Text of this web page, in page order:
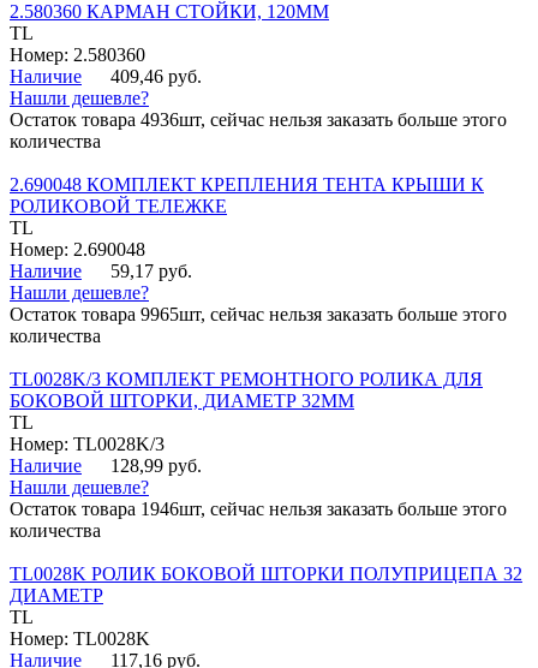
2.580360 КАРМАН СТОЙКИ, 120ММ
TL
Номер: 2.580360
Наличие
409,46 руб.
Нашли дешевле?
Остаток товара 4936шт, сейчас нельзя заказать больше этого
количества
2.690048 КОМПЛЕКТ КРЕПЛЕНИЯ ТЕНТА КРЫШИ К
РОЛИКОВОЙ ТЕЛЕЖКЕ
TL
Номер: 2.690048
Наличие
59,17 руб.
Нашли дешевле?
Остаток товара 9965шт, сейчас нельзя заказать больше этого
количества
TL0028K/3 КОМПЛЕКТ РЕМОНТНОГО РОЛИКА ДЛЯ
БОКОВОЙ ШТОРКИ, ДИАМЕТР 32ММ
TL
Номер: TL0028K/3
Наличие
128,99 руб.
Нашли дешевле?
Остаток товара 1946шт, сейчас нельзя заказать больше этого
количества
TL0028K РОЛИК БОКОВОЙ ШТОРКИ ПОЛУПРИЦЕПА 32
ДИАМЕТР
TL
Номер: TL0028K
Наличие
117,16 руб.